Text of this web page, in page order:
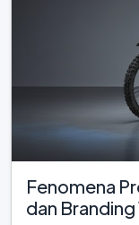
Fenomena
dan